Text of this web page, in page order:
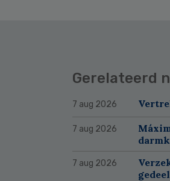
Gerelateerd
7 aug 2026
7 aug 2026
7 aug 2026